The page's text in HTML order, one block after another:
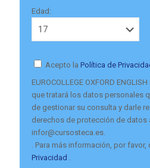
Edad:
Acepto la Política de
EUROCOLLEGE OXFORD
que tratará los datos personales
de gestionar su consulta y darle
derechos de protección de datos
infor@cursosteca.es.
. Para más información, por favor,
Privacidad .